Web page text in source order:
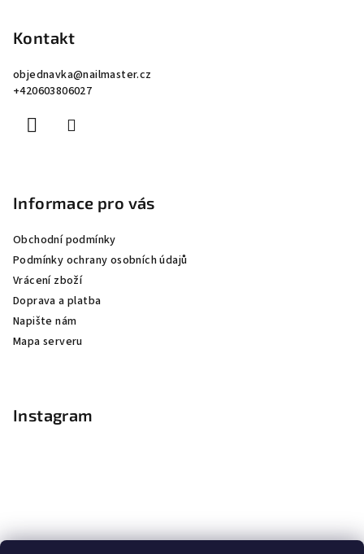
Kontakt
objednavka@nailmaster.cz
+420603806027
Informace pro vás
Obchodní podmínky
Podmínky ochrany osobních údajů
Vrácení zboží
Doprava a platba
Napište nám
Mapa serveru
Instagram